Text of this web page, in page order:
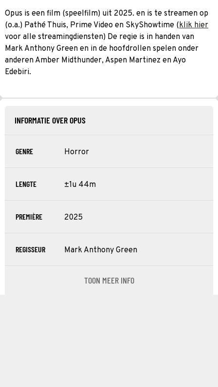
Opus is een film (speelfilm) uit 2025. en is te streamen op
(o.a.) Pathé Thuis, Prime Video en SkyShowtime (klik hier
voor alle streamingdiensten) De regie is in handen van
Mark Anthony Green en in de hoofdrollen spelen onder
anderen Amber Midthunder, Aspen Martinez en Ayo
Edebiri.
INFORMATIE OVER OPUS
GENRE Horror
LENGTE ±1u 44m
PREMIÈRE 2025
REGISSEUR Mark Anthony Green
TOON MEER INFO